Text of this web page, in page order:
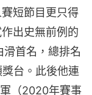
短節目更只得
出史無前例的
首名，總排名
台。此後他連
（2020年賽事